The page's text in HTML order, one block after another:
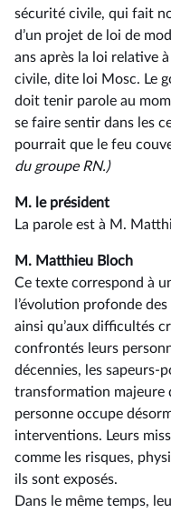
sécurité civile, qui fait
d’un projet de loi de
ans après la loi relative
civile, dite loi Mosc. Le
doit tenir parole au
se faire sentir dans les
pourrait que le feu
dugroupeRN.)
M. le président
La parole est à M.
M. Matthieu Bloch
Ce texte correspond à
l’évolution profonde
ainsi qu’aux difficultés
confrontés leurs
décennies, les sapeurs-
transformation majeure
personne occupe
interventions. Leurs
comme les risques,
ils sont exposés.
Dans le même temps,